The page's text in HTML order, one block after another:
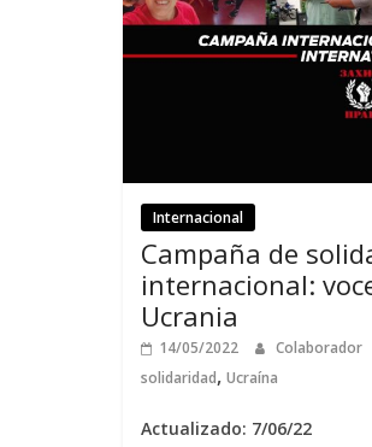
Internacional
Campaña de
internacional:
Ucrania
14/05/2022 Colaborador
solidaridad, Ucraína
Actualizado: 7/06/22